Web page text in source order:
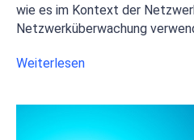
wie es im Kontext der
Netzwerküberwachung
Weiterlesen